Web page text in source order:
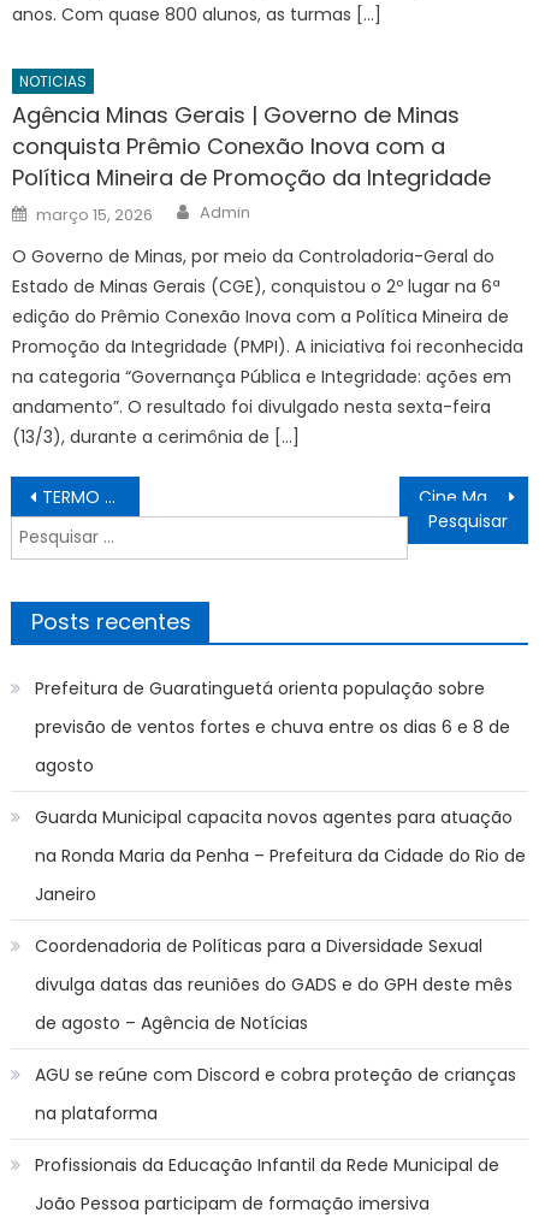
anos. Com quase 800 alunos, as turmas […]
NOTICIAS
Agência Minas Gerais | Governo de Minas
conquista Prêmio Conexão Inova com a
Política Mineira de Promoção da Integridade
Posted
on
março 15, 2026 Author
Admin
O Governo de Minas, por meio da Controladoria-Geral do
Estado de Minas Gerais (CGE), conquistou o 2º lugar na 6ª
edição do Prêmio Conexão Inova com a Política Mineira de
Promoção da Integridade (PMPI). A iniciativa foi reconhecida
na categoria “Governança Pública e Integridade: ações em
andamento”. O resultado foi divulgado nesta sexta-feira
(13/3), durante a cerimônia de […]
Navegação
de
Post
TERMO DE ADJUDICAÇÃO E HOMOLOGAÇÃO DA CONCORRÊNCIA ELETRÔNICO Nº. 11/2024 – PROCESSO ADMINISTRATIVO Nº. 73/2024 – Prefeitura Municipal de Bonito
Pesquisar
por:
Posts recentes
Prefeitura de Guaratinguetá orienta população sobre
previsão de ventos fortes e chuva entre os dias 6 e 8 de
agosto
Guarda Municipal capacita novos agentes para atuação
na Ronda Maria da Penha – Prefeitura da Cidade do Rio de
Janeiro
Coordenadoria de Políticas para a Diversidade Sexual
divulga datas das reuniões do GADS e do GPH deste mês
de agosto – Agência de Notícias
AGU se reúne com Discord e cobra proteção de crianças
na plataforma
Profissionais da Educação Infantil da Rede Municipal de
João Pessoa participam de formação imersiva